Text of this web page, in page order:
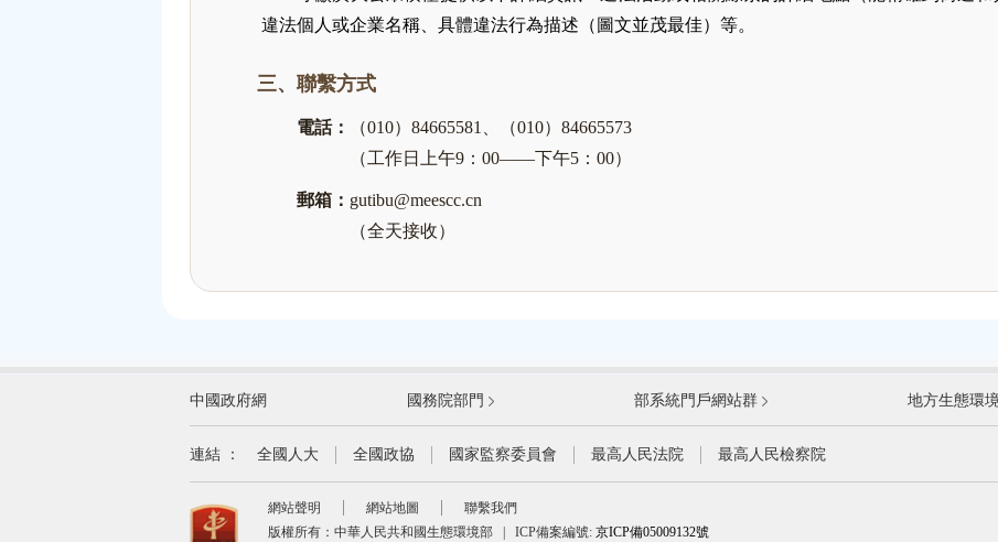
違法個人或企業名稱、具體違法行為描述（圖文並茂最佳）等。
三、聯繫方式
電話：
（010）84665581、（010）84665573
（工作日上午9：00——下午5：00）
郵箱： gutibu@meescc.cn
（全天接收）
國家民族事務委員會
公安部
司法部
財政部
人力
自然資源部
住房
中國政府網 國務院部門 部系統門戶網站群 地方生態環
連結 ： 全國人大 全國政協 國家監察委員會 最高人民法院 最高人民檢察院
網站聲明 網站地圖
聯繫我們
版權所有：中華人民共和國生態環境部
| ICP備案編號: 京ICP備05009132號